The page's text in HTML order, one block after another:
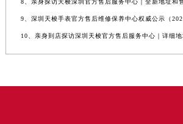
8、亲身探访天梭深圳官方售后服务中心｜全新地址和
9、深圳天梭手表官方售后维修保养中心权威公示（
10、亲身到店探访深圳天梭官方售后服务中心｜详细